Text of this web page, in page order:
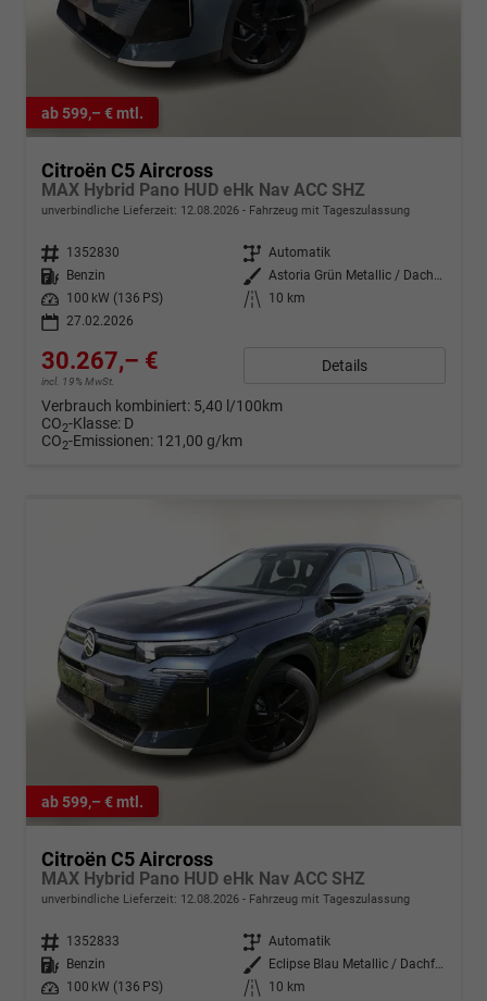
ab 599,– € mtl.
Citroën C5 Aircross
MAX Hybrid Pano HUD eHk Nav ACC SHZ
unverbindliche Lieferzeit: 12.08.2026 Fahrzeug mit Tageszulassung
Fahrzeugnr. 1352830 Getriebe Automatik
Kraftstoff
Benzin Außenfarbe
Astoria Grün Metallic / Dachfarb
Leistung
100 kW (136 PS) Kilometerstand
10 km
27.02.2026
30.267,– €
incl. 19% MwSt.
Details
Verbrauch kombiniert: 5,40 l/100km
CO2-Klasse: D
CO2-Emissionen: 121,00 g/km
ab 599,– € mtl.
Citroën C5 Aircross
MAX Hybrid Pano HUD eHk Nav ACC SHZ
unverbindliche Lieferzeit: 12.08.2026 Fahrzeug mit Tageszulassung
Fahrzeugnr. 1352833 Getriebe Automatik
Kraftstoff
Benzin Außenfarbe
Eclipse Blau Metallic / Dachfarb
Leistung
100 kW (136 PS) Kilometerstand
10 km